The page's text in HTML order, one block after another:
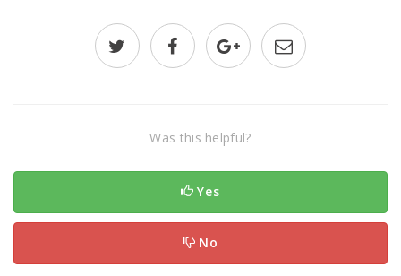
Was this helpful?
Yes
No